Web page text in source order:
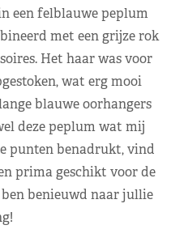
een felblauwe peplum
met een grijze rok
Het haar was voor
wat erg mooi
blauwe oorhangers
deze peplum wat mij
punten benadrukt, vind
prima geschikt voor de
benieuwd naar jullie